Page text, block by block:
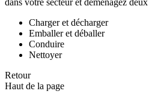
Charger et décharger
Emballer et déballer
Conduire
Nettoyer
Retour
Haut de la page